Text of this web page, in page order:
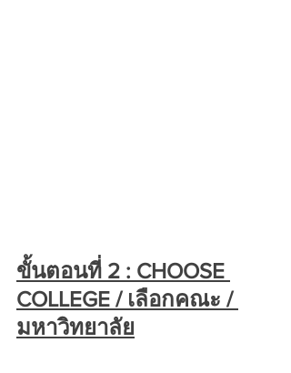
ขั้นตอนที่ 2 : CHOOSE
COLLEGE / เลือกคณะ /
มหาวิทยาลัย